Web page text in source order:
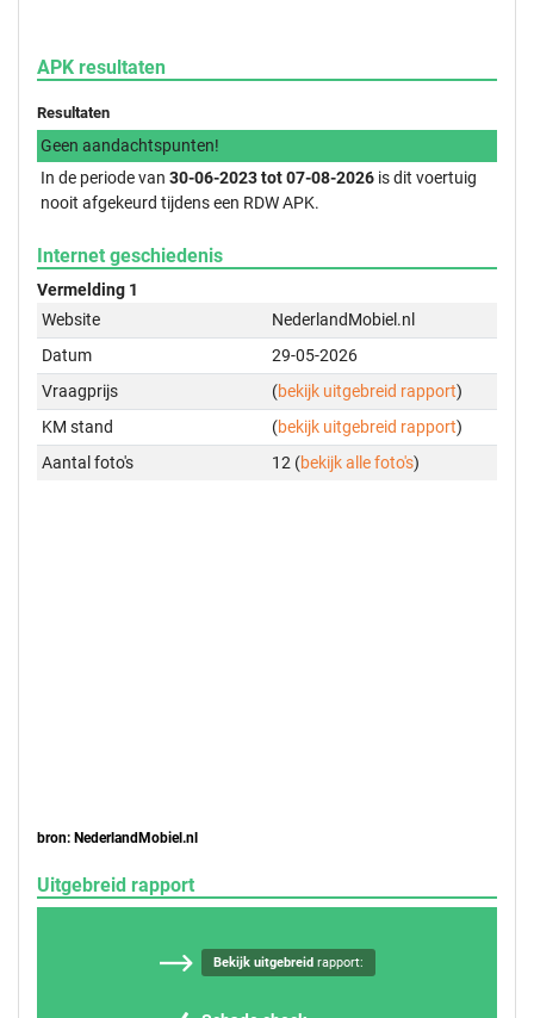
APK resultaten
Resultaten
Geen aandachtspunten!
In de periode van 30-06-2023 tot 07-08-2026 is dit voertuig
nooit afgekeurd tijdens een RDW APK.
Internet geschiedenis
Vermelding 1
Website
NederlandMobiel.nl
Datum
29-05-2026
Vraagprijs
(bekijk uitgebreid rapport)
KM stand
(bekijk uitgebreid rapport)
Aantal foto's
12 (bekijk alle foto's)
bron: NederlandMobiel.nl
Uitgebreid rapport
Bekijk uitgebreidrapport: